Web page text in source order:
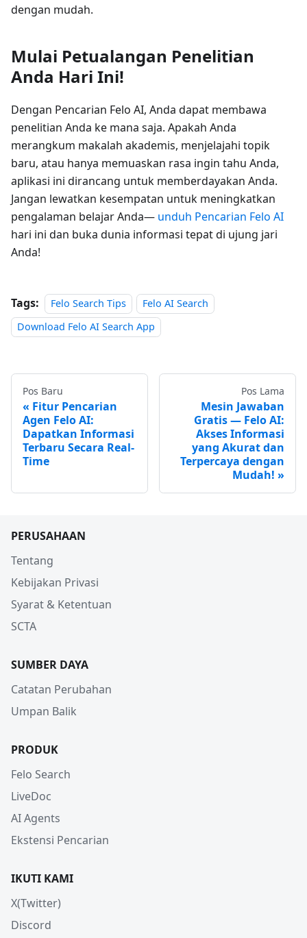
dengan mudah.
Mulai Petualangan Penelitian
Anda Hari Ini!
Dengan Pencarian Felo AI, Anda dapat membawa
penelitian Anda ke mana saja. Apakah Anda
merangkum makalah akademis, menjelajahi topik
baru, atau hanya memuaskan rasa ingin tahu Anda,
aplikasi ini dirancang untuk memberdayakan Anda.
Jangan lewatkan kesempatan untuk meningkatkan
pengalaman belajar Anda— unduh Pencarian Felo AI
hari ini dan buka dunia informasi tepat di ujung jari
Anda!
Tags: Felo Search Tips
Felo AI Search
Download Felo AI Search App
Pos Baru
Fitur Pencarian
Agen Felo AI:
Dapatkan Informasi
Terbaru Secara Real-
Time
Pos Lama
Mesin Jawaban
Gratis — Felo AI:
Akses Informasi
yang Akurat dan
Terpercaya dengan
Mudah!
PERUSAHAAN
Tentang
Kebijakan Privasi
Syarat & Ketentuan
SCTA
SUMBER DAYA
Catatan Perubahan
Umpan Balik
PRODUK
Felo Search
LiveDoc
AI Agents
Ekstensi Pencarian
IKUTI KAMI
X(Twitter)
Discord